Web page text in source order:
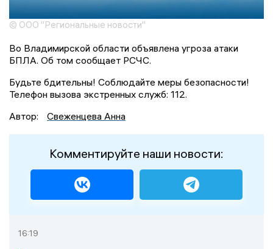
© ООО "Региональные новости"
Во Владимирской области объявлена угроза атаки
БПЛА. Об том сообщает РСЧС.
Будьте бдительны! Соблюдайте меры безопасности!
Телефон вызова экстренных служб: 112.
Автор:
Свеженцева Анна
Комментируйте наши новости:
16:19